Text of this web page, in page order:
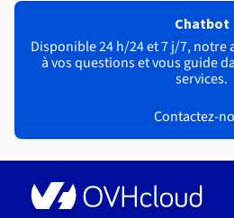
Chatbot
Disponible 24 h/24 et 7 j/7,
à vos questions et vous guide
services.
Contactez-